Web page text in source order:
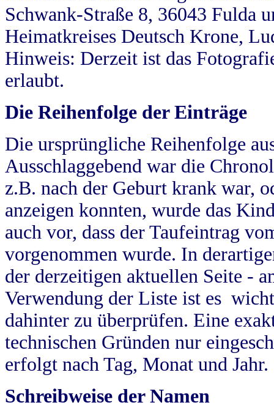
Schwank-Straße 8, 36043 Fulda
Heimatkreises Deutsch Krone,
Hinweis: Derzeit ist das
erlaubt.
Die Reihenfolge der Einträge
Die ursprüngliche Reihenfolge
Ausschlaggebend war die
z.B. nach der Geburt krank war,
anzeigen konnten, wurde das
auch vor, dass der Taufeintrag
vorgenommen wurde. In
der derzeitigen aktuellen Seite -
Verwendung der Liste ist es
dahinter zu überprüfen. Eine
technischen Gründen nur
erfolgt nach Tag, Monat und Jahr.
Schreibweise der Namen